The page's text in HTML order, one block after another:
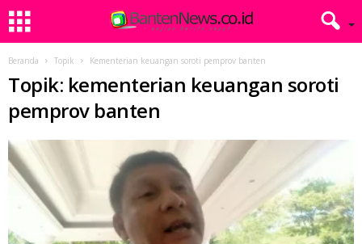
Beranda Topik Kementerian keuangan soroti pemprov banten
Topik: kementerian keuangan soroti
pemprov banten